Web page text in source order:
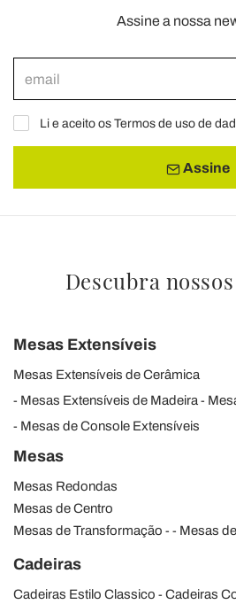
Assine a nossa
Li e aceito os Termos de uso de
Assine
Descubra
Mesas Extensíveis
Mesas Extensíveis de Cerâmica
Mesas Extensíveis de Madeira
Mesas de Console Extensíveis
Mesas
Mesas Redondas
Mesas de Centro
Mesas de Transformação
Mesas
Cadeiras
Cadeiras Estilo Classico
Cadeiras